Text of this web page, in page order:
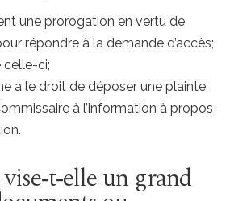
une prorogation en vertu de
répondre à la demande d’accès;
celle-ci;
a le droit de déposer une plainte
à l’information à propos
un grand